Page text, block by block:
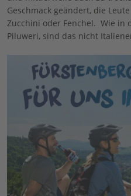
Geschmack geändert, die
Zucchini oder Fenchel. Wie in
Piluweri, sind das nicht